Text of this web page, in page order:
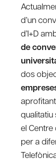
d’un
d’I+D
de
dos
qualitatiu
el
per a